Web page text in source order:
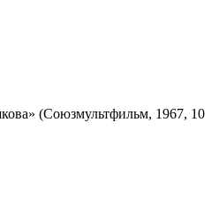
(Союзмультфильм, 1967, 10